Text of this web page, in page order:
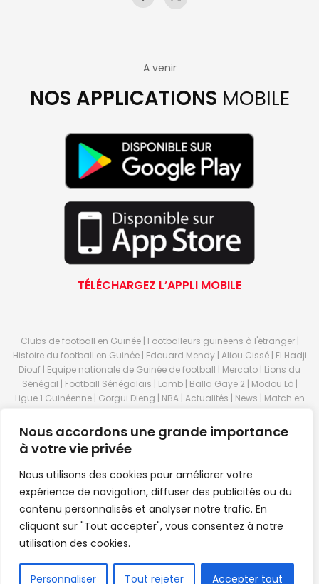
Nous accordons une grande importance
à votre vie privée
Nous utilisons des cookies pour améliorer votre
expérience de navigation, diffuser des publicités ou du
contenu personnalisés et analyser notre trafic. En
cliquant sur "Tout accepter", vous consentez à notre
utilisation des cookies.
Personnaliser Tout rejeter Accepter tout
A venir
NOS APPLICATIONS MOBILE
TÉLÉCHARGEZ L’APPLI MOBILE
Clubs de football en Guinée | Footballeurs guinéens à l'étranger |
Histoire du football en Guinée | Edouard Mendy | Aliou Cissé | El Hadji
Diouf | Equipe nationale de Guinée de football | Mercato | Lions du
Sénégal | Football Sénégalais | Lamb | Balla Gaye 2 | Modou Lô |
Ligue 1 Guinéenne | Gorgui Dieng | NBA | Actualités | News | Match en
direct | But | Actualité au Guinée | Premier League | Ligue 1 | Liga | Serie
A | LSFP | Conakry | Guinée | Sport Guineen | Basket Guineens | Foot
Guineen | Handball Guinee | Match Guinee | Championnat Guinée |
Stade du 28 septembre | Coupe d'Afrique des nations de football |
Equipe de Guinee| Equipe national de Guinée | Senegal Equipe |
Guinée | Le Senegal | Dakar | Coupe de Guinée | Stade du 28
septembre | Foot Club | Sport Guinee | Sport Senegal | Paris Foot |
Sport en direct | Boxe | Sénégal Dakar | La Guinée | Live Sport | RTG |
Guinee en direct | Foot en direct | Foot direct | Eurosports | Football
direct | Vidéo | Télécharger Africasport | Clubs de football guinéens |
FR